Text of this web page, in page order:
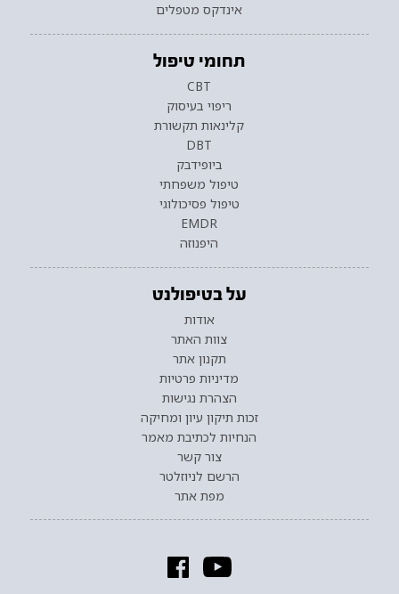
אינדקס מטפלים
תחומי טיפול
CBT
ריפוי בעיסוק
קלינאות תקשורת
DBT
ביופידבק
טיפול משפחתי
טיפול פסיכולוגי
EMDR
היפנוזה
על בטיפולנט
אודות
צוות האתר
תקנון אתר
מדיניות פרטיות
הצהרת נגישות
זכות תיקון עיון ומחיקה
הנחיות לכתיבת מאמר
צור קשר
הרשם לניוזלטר
מפת אתר